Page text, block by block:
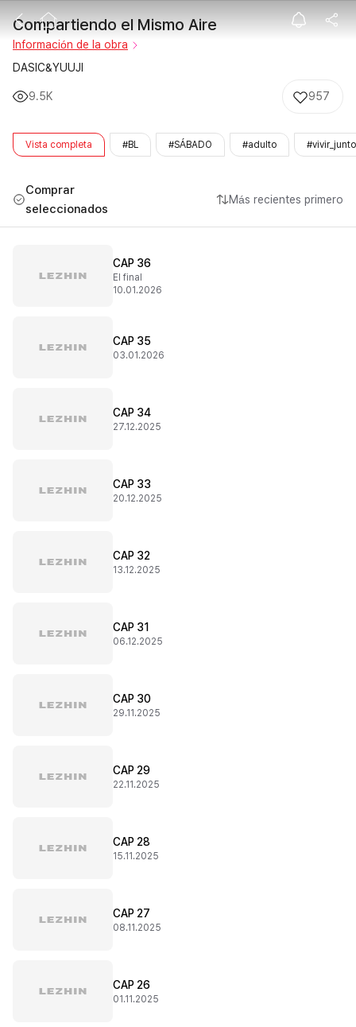
Compartiendo
Compartiendo el Mismo Aire
Información de la obra
DASIC&YUUJI
9.5K 957
Vista completa #BL #SÁBADO #adulto
Comprar
seleccionados
Más recientes primero
CAP 36
El final
10.01.2026
CAP 35
03.01.2026
CAP 34
27.12.2025
CAP 33
20.12.2025
CAP 32
13.12.2025
CAP 31
06.12.2025
CAP 30
29.11.2025
CAP 29
22.11.2025
CAP 28
15.11.2025
CAP 27
08.11.2025
CAP 26
01.11.2025